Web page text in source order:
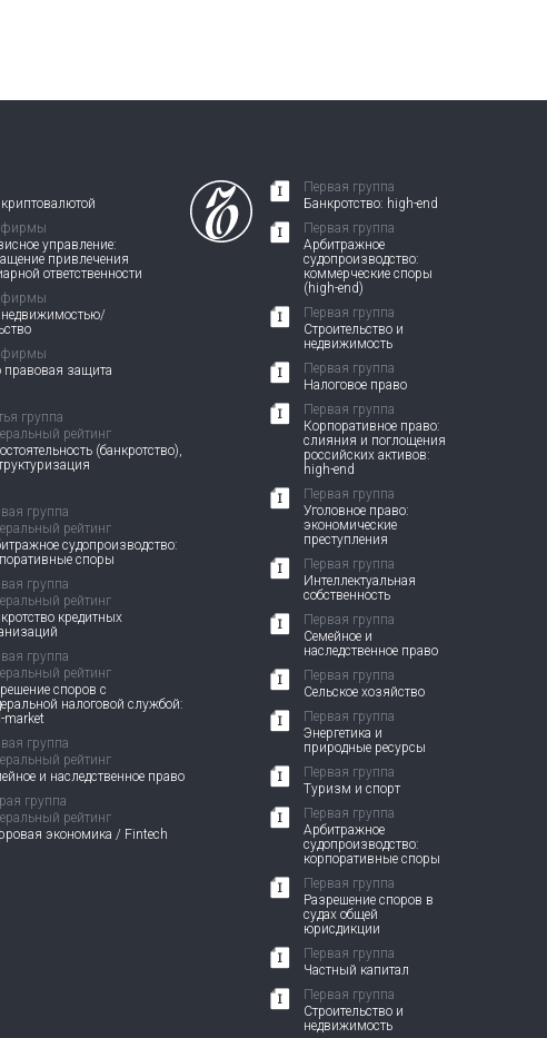
фирмы
управление:
привлечения
ответственности
фирмы
недвижимостью/
фирмы
правовая защита
группа
рейтинг
(банкротство),
группа
рейтинг
судопроизводство:
споры
группа
рейтинг
кредитных
группа
рейтинг
споров с
налоговой службой:
market
группа
рейтинг
и наследственное право
группа
рейтинг
экономика / Fintech
Первая группа
Банкротство: high-end
Первая группа
Арбитражное
судопроизводство:
коммерческие споры
(high-end)
Первая группа
Строительство и
недвижимость
Первая группа
Налоговое право
Первая группа
Корпоративное право:
слияния и поглощения
российских активов:
high-end
Первая группа
Уголовное право:
экономические
преступления
Первая группа
Интеллектуальная
собственность
Первая группа
Семейное и
наследственное право
Первая группа
Сельское хозяйство
Первая группа
Энергетика и
природные ресурсы
Первая группа
Туризм и спорт
Первая группа
Арбитражное
судопроизводство:
корпоративные споры
Первая группа
Разрешение споров в
судах общей
юрисдикции
Первая группа
Частный капитал
Первая группа
Строительство и
недвижимость